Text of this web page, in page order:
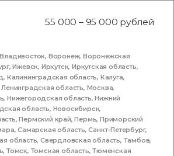
55 000 – 95 000 рублей
Владивосток, Воронеж,Воронежская
,Ижевск, Иркутск,Иркутская область,
, Калининградская область, Калуга,
Ленинградская область, Москва,
,Нижегородская область,Нижний
область, Новосибирск,
,Пермский край,Пермь,Приморский
,Самарская область,Санкт-Петербург,
область,Свердловская область, Тамбов,
,Томск, Томская область,Тюменская